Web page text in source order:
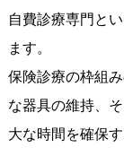
自費診療専門と
ます。
保険診療の枠組
な器具の維持、
大な時間を確保